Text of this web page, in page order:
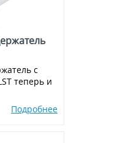
на
с
теперь и
Подробнее